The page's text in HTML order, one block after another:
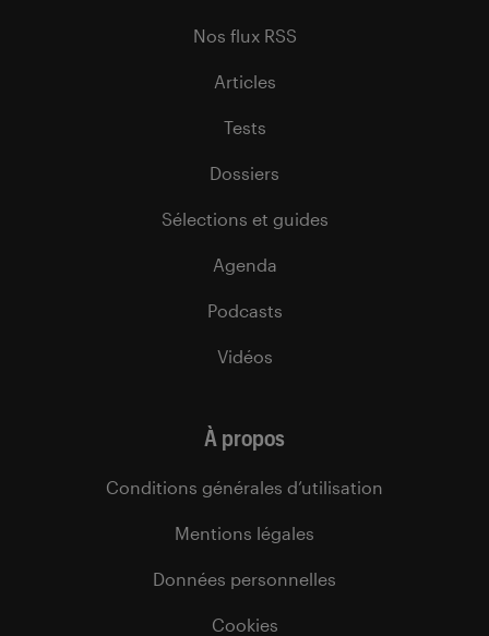
Nos flux RSS
Articles
Tests
Dossiers
Sélections et guides
Agenda
Podcasts
Vidéos
À propos
Conditions générales d’utilisation
Mentions légales
Données personnelles
Cookies